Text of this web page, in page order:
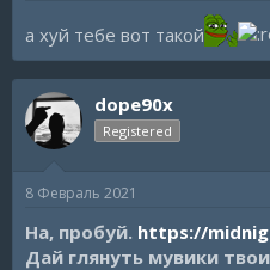
а хуй тебе вот такой
dope90x
Registered
8 Февраль 2021
На, пробуй. https://
Дай глянуть мувики